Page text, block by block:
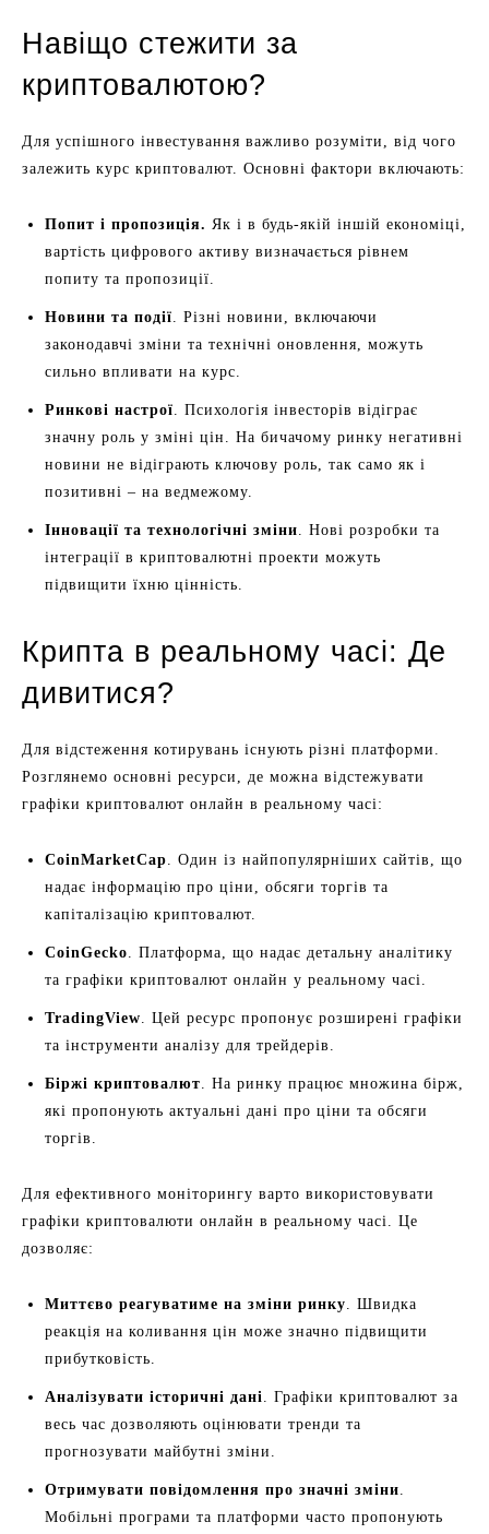
Навіщо стежити за
криптовалютою?
Для успішного інвестування важливо розуміти, від чого
залежить курс криптовалют. Основні фактори включають:
Попит і пропозиція. Як і в будь-якій іншій економіці,
вартість цифрового активу визначається рівнем
попиту та пропозиції.
Новини та події. Різні новини, включаючи
законодавчі зміни та технічні оновлення, можуть
сильно впливати на курс.
Ринкові настрої. Психологія інвесторів відіграє
значну роль у зміні цін. На бичачому ринку негативні
новини не відіграють ключову роль, так само як і
позитивні – на ведмежому.
Інновації та технологічні зміни. Нові розробки та
інтеграції в криптовалютні проекти можуть
підвищити їхню цінність.
Крипта в реальному часі: Де
дивитися?
Для відстеження котирувань існують різні платформи.
Розглянемо основні ресурси, де можна відстежувати
графіки криптовалют онлайн в реальному часі:
CoinMarketCap. Один із найпопулярніших сайтів, що
надає інформацію про ціни, обсяги торгів та
капіталізацію криптовалют.
CoinGecko. Платформа, що надає детальну аналітику
та графіки криптовалют онлайн у реальному часі.
TradingView. Цей ресурс пропонує розширені графіки
та інструменти аналізу для трейдерів.
Біржі криптовалют. На ринку працює множина бірж,
які пропонують актуальні дані про ціни та обсяги
торгів.
Для ефективного моніторингу варто використовувати
графіки криптовалюти онлайн в реальному часі. Це
дозволяє:
Миттєво реагуватиме на зміни ринку. Швидка
реакція на коливання цін може значно підвищити
прибутковість.
Аналізувати історичні дані. Графіки криптовалют за
весь час дозволяють оцінювати тренди та
прогнозувати майбутні зміни.
Отримувати повідомлення про значні зміни.
Мобільні програми та платформи часто пропонують